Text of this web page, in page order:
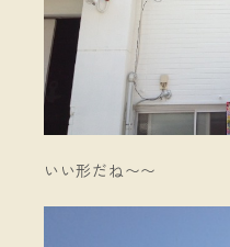
いい形だね〜〜